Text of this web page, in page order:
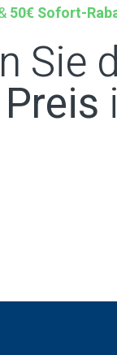
50€ Sofort-
Sie